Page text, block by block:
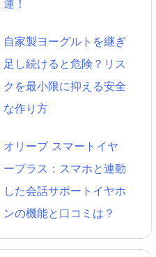
運！
自家製ヨーグルトを継ぎ
足し続けると危険？リス
クを最小限に抑える安全
な作り方
オリーブ スマートイヤ
ープラス：スマホと連動
した会話サポートイヤホ
ンの機能と口コミは？